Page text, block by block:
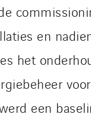
en
het
een